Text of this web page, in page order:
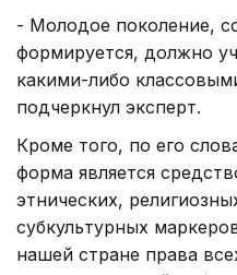
- Молодое поколение,
формируется, должно
какими-либо
подчеркнул эксперт.
Кроме того, по его
форма является
этнических,
субкультурных
нашей стране права